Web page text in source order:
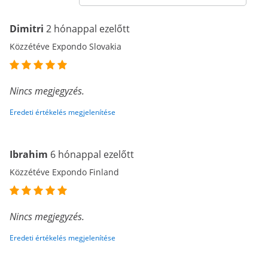
Dimitri 2 hónappal ezelőtt
Közzétéve Expondo Slovakia
Nincs megjegyzés.
Eredeti értékelés megjelenítése
Ibrahim 6 hónappal ezelőtt
Közzétéve Expondo Finland
Nincs megjegyzés.
Eredeti értékelés megjelenítése